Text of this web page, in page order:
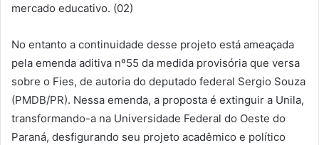
mercado educativo. (02)
No entanto a continuidade desse projeto está ameaçada
pela emenda aditiva nº55 da medida provisória que versa
sobre o Fies, de autoria do deputado federal Sergio Souza
(PMDB/PR). Nessa emenda, a proposta é extinguir a Unila,
transformando-a na Universidade Federal do Oeste do
Paraná, desfigurando seu projeto acadêmico e político